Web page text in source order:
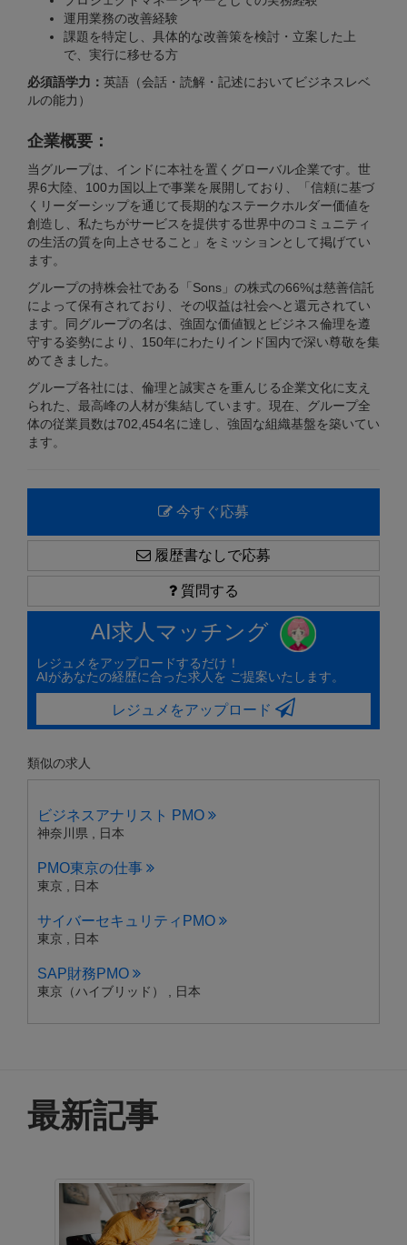
運用業務の改善経験
課題を特定し、具体的な改善策を検討・立案した上
で、実行に移せる方
必須語学力： 英語（会話・読解・記述においてビジネスレベ
ルの能力）
企業概要：
当グループは、インドに本社を置くグローバル企業です。世
界6大陸、100カ国以上で事業を展開しており、「信頼に基づ
くリーダーシップを通じて長期的なステークホルダー価値を
創造し、私たちがサービスを提供する世界中のコミュニティ
の生活の質を向上させること」をミッションとして掲げてい
ます。
グループの持株会社である「Sons」の株式の66%は慈善信託
によって保有されており、その収益は社会へと還元されてい
ます。同グループの名は、強固な価値観とビジネス倫理を遵
守する姿勢により、150年にわたりインド国内で深い尊敬を集
めてきました。
グループ各社には、倫理と誠実さを重んじる企業文化に支え
られた、最高峰の人材が集結しています。現在、グループ全
体の従業員数は702,454名に達し、強固な組織基盤を築いてい
ます。
今すぐ応募
履歴書なしで応募
質問する
AI求人マッチング
レジュメをアップロードするだけ！
AIがあなたの経歴に合った求人を ご提案いたします。
レジュメをアップロード
類似の求人
ビジネスアナリスト PMO
神奈川県 , 日本
PMO東京の仕事
東京 , 日本
サイバーセキュリティPMO
東京 , 日本
SAP財務PMO
東京（ハイブリッド） , 日本
最新記事